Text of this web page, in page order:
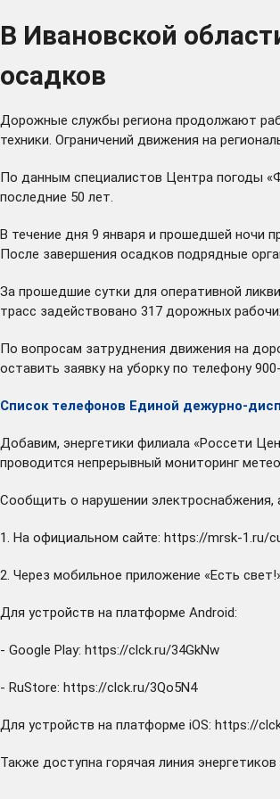
В Ивановской
осадков
Дорожные службы региона продолжают
техники. Ограничений движения на
По данным специалистов Центра погоды
последние 50 лет.
В течение дня 9 января и прошедшей ночи
После завершения осадков подрядные
За прошедшие сутки для оперативной
трасс задействовано 317 дорожных
По вопросам затруднения движения на
оставить заявку на уборку по телефону
Список телефонов Единой дежурно-
Добавим, энергетики филиала «Россети
проводится непрерывный мониторинг
Сообщить о нарушении электроснабжения,
1. На официальном сайте: https://mrsk-1.ru/
2. Через мобильное приложение «Есть
Для устройств на платформе Android:
- Google Play: https://clck.ru/34GkNw
- RuStore: https://clck.ru/3Qo5N4
Для устройств на платформе iOS: https://
Также доступна горячая линия